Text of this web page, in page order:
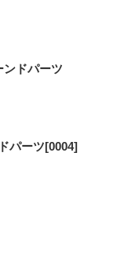
ドパーツ
パーツ[0004]